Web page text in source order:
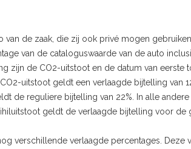
van de zaak, die zij ook privé mogen
van de cataloguswaarde van de auto
zijn de CO2-uitstoot en de datum van eerste
uitstoot geldt een verlaagde bijtelling van
de reguliere bijtelling van 22%. In alle
geldt de verlaagde bijtelling voor de
verschillende verlaagde percentages.